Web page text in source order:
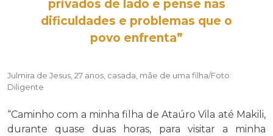
privados de lado e pense nas
dificuldades e problemas que o
povo enfrenta”
Julmira de Jesus, 27 anos, casada, mãe de uma filha/Foto:
Diligente
“Caminho com a minha filha de Ataúro Vila até Makili,
durante quase duas horas, para visitar a minha